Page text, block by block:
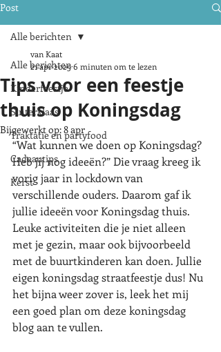
Post
Alle berichten
Kinderfeestje
Sinterklaas
Traktatie en partyfood
Cadeautips
Kerst
Alle berichten
Tips voor een feestje
thuis op Koningsdag
van Kaat
21 apr 20256 minuten om te lezen
Bijgewerkt op:8 apr
“Wat kunnen we doen op Koningsdag?
Heb jij nog ideeën?” Die vraag kreeg ik
vorig jaar in lockdown van
verschillende ouders. Daarom gaf ik
jullie ideeën voor Koningsdag thuis.
Leuke activiteiten die je niet alleen
met je gezin, maar ook bijvoorbeeld
met de buurtkinderen kan doen. Jullie
eigen koningsdag straatfeestje dus! Nu
het bijna weer zover is, leek het mij
een goed plan om deze koningsdag
blog aan te vullen.